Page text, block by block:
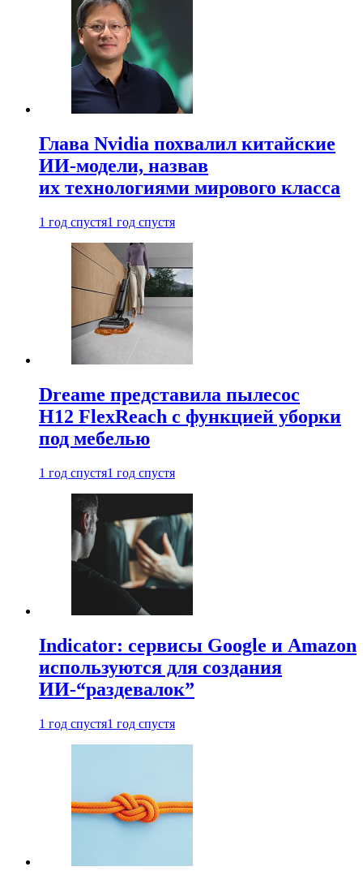
Глава Nvidia похвалил китайские
ИИ-модели, назвав
их технологиями мирового класса
1 год спустя1 год спустя
Dreame представила пылесос
H12 FlexReach с функцией уборки
под мебелью
1 год спустя1 год спустя
Indicator: сервисы Google и Amazon
используются для создания
ИИ-“раздевалок”
1 год спустя1 год спустя